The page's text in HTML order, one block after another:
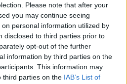
Please note that after your
you may continue seeing
personal information utilized by
disclosed to third parties prior to
opt-out of the further
information by third parties on the
This information may
third parties on the IAB’s List of
Εθνικό Πρόγραμμα
για την ανάπλαση
26|18:12
Σε λειτουργία η
myBusinessSupport
ειδικό πρόγραμμα στήριξης